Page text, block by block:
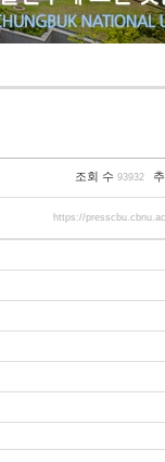
조회 수 93932
https://